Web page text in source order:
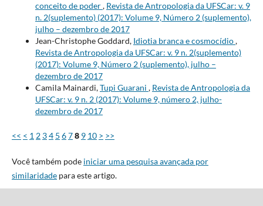
conceito de poder, Revista de Antropologia da UFSCar: v. 9
n. 2(suplemento) (2017): Volume 9, Número 2 (suplemento),
julho – dezembro de 2017
Jean-Christophe Goddard, Idiotia branca e cosmocídio,
Revista de Antropologia da UFSCar: v. 9 n. 2(suplemento)
(2017): Volume 9, Número 2 (suplemento), julho –
dezembro de 2017
Camila Mainardi,Tupi Guarani , Revista de Antropologia da
UFSCar: v. 9 n. 2 (2017): Volume 9, número 2, julho-
dezembro de 2017
<< < 1 2 34 5 678 9 10 > >>
Você também pode iniciar uma pesquisa avançada por
similaridadepara este artigo.